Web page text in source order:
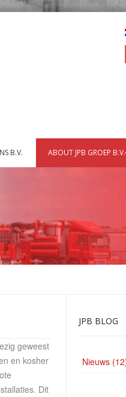
B.V. ABOUT JPB GROEP B.V.
geweest
en kosher
Dit
JPB BLOG
Nieuws